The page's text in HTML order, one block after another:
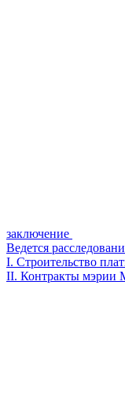
заключение
Ведется
I. Строительство
II. Контракты мэрии